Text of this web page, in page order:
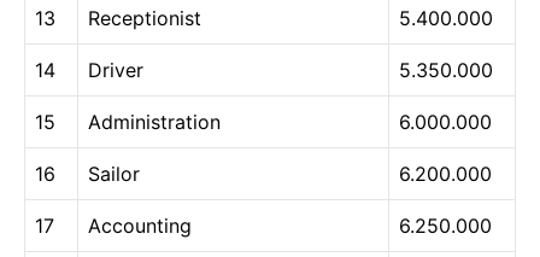
13 Receptionist 5.400.000
14 Driver 5.350.000
15 Administration 6.000.000
16 Sailor 6.200.000
17 Accounting 6.250.000